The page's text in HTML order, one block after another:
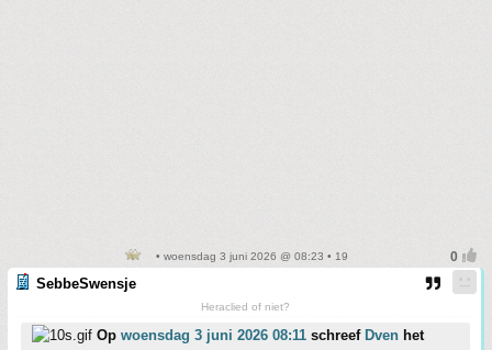
• woensdag 3 juni 2026 @ 08:23 • 19
SebbeSwensje
Heraclied of niet?
Op woensdag 3 juni 2026 08:11 schreef Dven het